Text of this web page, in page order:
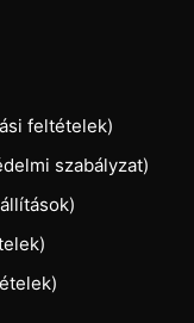
feltételek)
szabályzat)